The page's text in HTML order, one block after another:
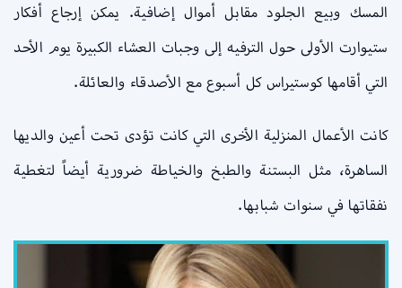
المسك وبيع الجلود مقابل أموال إضافية. يمكن إرجاع أفكار
ستيوارت الأولى حول الترفيه إلى وجبات العشاء الكبيرة يوم الأحد
التي أقامها كوستيراس كل أسبوع مع الأصدقاء والعائلة.
كانت الأعمال المنزلية الأخرى التي كانت تؤدى تحت أعين والديها
الساهرة، مثل البستنة والطبخ والخياطة ضرورية أيضاً لتغطية
نفقاتها في سنوات شبابها.